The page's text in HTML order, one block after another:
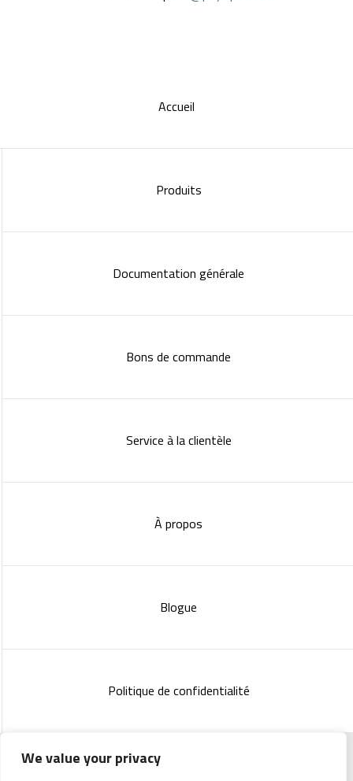
We value your privacy
Accueil
Produits
Documentation générale
Bons de commande
Service à la clientèle
À propos
Blogue
Politique de confidentialité